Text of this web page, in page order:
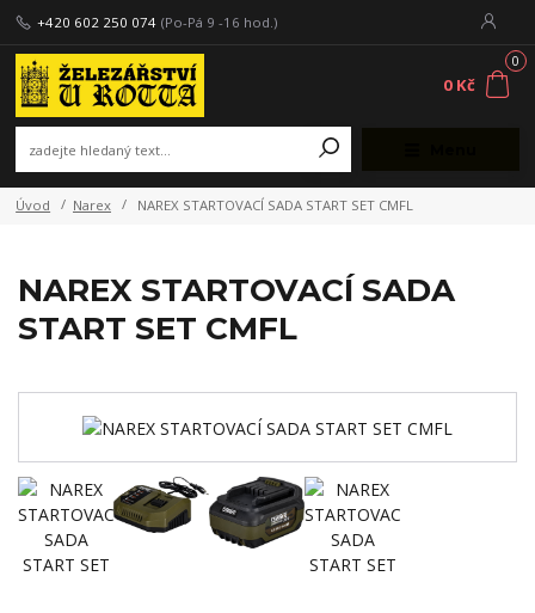
+420 602 250 074 (Po-Pá 9 -16 hod.)
0
0 Kč
Úvod Narex NAREX STARTOVACÍ SADA START SET CMFL
NAREX STARTOVACÍ SADA
START SET CMFL